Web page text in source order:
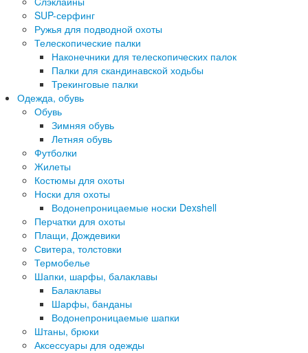
SUP-серфинг
Ружья для подводной охоты
Телескопические палки
Наконечники для телескопических палок
Палки для скандинавской ходьбы
Трекинговые палки
Одежда, обувь
Обувь
Зимняя обувь
Летняя обувь
Футболки
Жилеты
Костюмы для охоты
Носки для охоты
Водонепроницаемые носки Dexshell
Перчатки для охоты
Плащи, Дождевики
Свитера, толстовки
Термобелье
Шапки, шарфы, балаклавы
Балаклавы
Шарфы, банданы
Водонепроницаемые шапки
Штаны, брюки
Аксессуары для одежды